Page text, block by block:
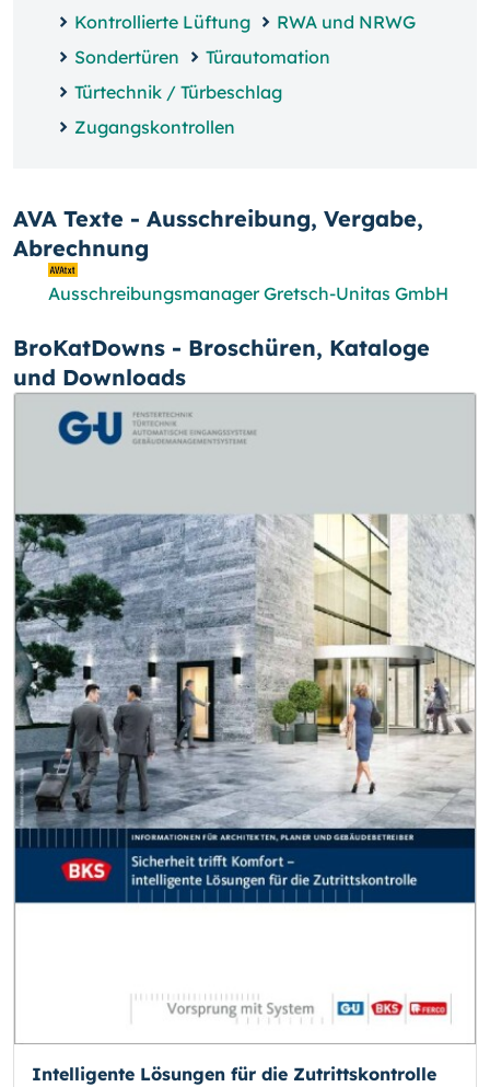
Kontrollierte Lüftung
RWA und NRWG
Sondertüren
Türautomation
Türtechnik / Türbeschlag
Zugangskontrollen
AVA Texte - Ausschreibung, Vergabe,
Abrechnung
Ausschreibungsmanager Gretsch-Unitas GmbH
BroKatDowns - Broschüren, Kataloge
und Downloads
Intelligente Lösungen für die Zutrittskontrolle